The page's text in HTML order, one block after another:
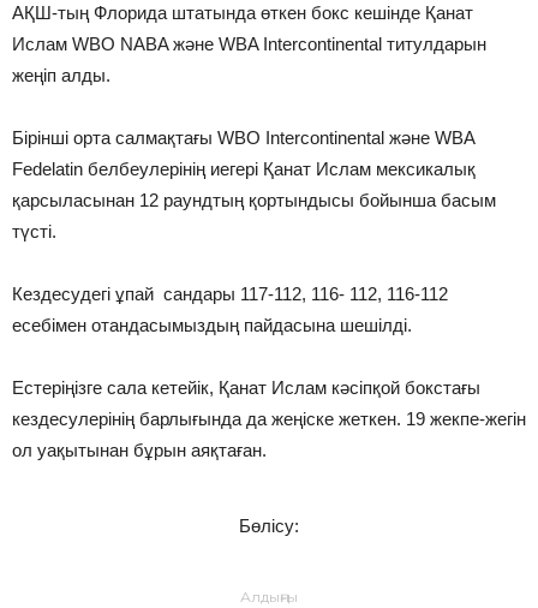
АҚШ-тың Флорида штатында өткен бокс кешінде Қанат
Ислам WBO NABA және WBA Intercontinental титулдарын
жеңіп алды.
Бірінші орта салмақтағы WBO Intercontinental және WBA
Fedelatin белбеулерінің иегері Қанат Ислам мексикалық
қарсыласынан 12 раундтың қортындысы бойынша басым
түсті.
Кездесудегі ұпай сандары 117-112, 116- 112, 116-112
есебімен отандасымыздың пайдасына шешілді.
Естеріңізге сала кетейік, Қанат Ислам кəсіпқой бокстағы
кездесулерінің барлығында да жеңіске жеткен. 19 жекпе-жегін
ол уақытынан бұрын аяқтаған.
Бөлісу:
Алдыңғы